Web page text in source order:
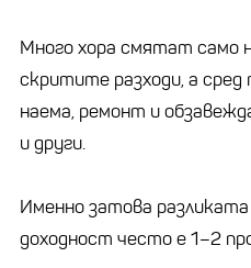
Много хора смятат само
скритите разходи, а сред
наема, ремонт и
и други.
Именно затова
доходност често е 1–2